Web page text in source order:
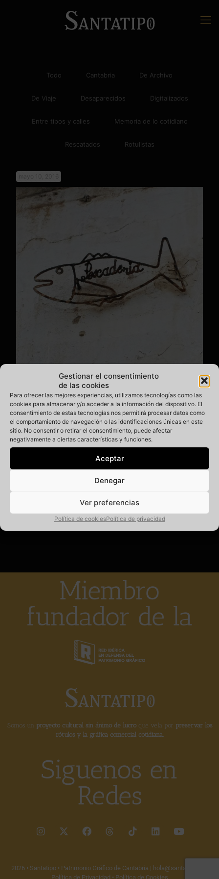
Gestionar el consentimiento
de las cookies
Para ofrecer las mejores experiencias, utilizamos tecnologías como las
cookies para almacenar y/o acceder a la información del dispositivo. El
consentimiento de estas tecnologías nos permitirá procesar datos como
el comportamiento de navegación o las identificaciones únicas en este
sitio. No consentir o retirar el consentimiento, puede afectar
negativamente a ciertas características y funciones.
Aceptar
Denegar
Ver preferencias
Política de cookiesPolítica de privacidad
Todo Cantabria De Archivo
De Viaje Desaparecidos Digitalizados
Entre tipos y calles Memoria de lo cotidiano
Rescatados Rotulistas
mayo 10, 2016
Un rótulo pequeño que puede pasar desapercibido
Está en la calle San Sebastián, cerca del funicular que sube
desde el Río de la Pila y cerca de nuevo microespacio que se
ha hecho en una plaza. Lo cierto que esta pequeña joya
pudo ser un elemento de una pescadería adyacente, quizás
un indicador. En un tamaño no superior a 30 cm, tiene una
totalmente hecho a mano. Una rareza que perdura en una
pared al paso del tiempo, y que seguro pasa desapercibido
si no eres del barrio. Aquí tenéis su ubicación, a ver si le
Leer más
Miembro
fundador de la
Somos un proyecto cultural sin ánimo de lucroque vela por preservar los
rótulos y la gráfica comercial cotidiana.
Siguenos en
Redes
2026 • Santatipo • Patrimonio Gráfico de Cantabria | hola@santatipo.es
Política de Privacidad • Política de Cookies